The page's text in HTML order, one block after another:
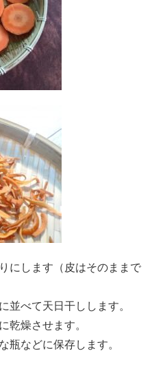
にします（皮はそのままで
べて天日干しします。
乾燥させます。
などに保存します。